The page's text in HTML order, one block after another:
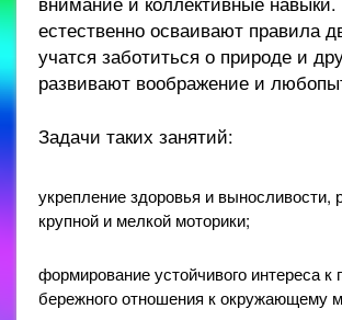
естественно осваивают правила
учатся заботиться о природе и
развивают воображение и
Задачи таких занятий:
укрепление здоровья и выносливости,
крупной и мелкой моторики;
формирование устойчивого интереса к
бережного отношения к окружающему